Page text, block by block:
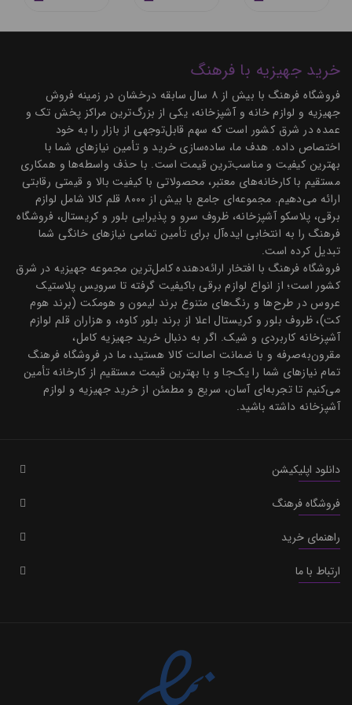
خرید جهیزیه با فرهنگ
فروشگاه فرهنگ با بیش از ۸ سال سابقه درخشان در زمینه فروش
جهیزیه و لوازم خانه و آشپزخانه، یکی از بزرگ‌ترین مراکز پخش تک و
عمده در شرق کشور است که سهم قابل‌توجهی از بازار را به خود
اختصاص داده. هدف ما، ساده‌سازی خرید و تأمین نیازهای شما با
بهترین کیفیت و مناسب‌ترین قیمت است. با حذف واسطه‌ها و همکاری
مستقیم با کارخانه‌های معتبر، محصولاتی با کیفیت بالا و قیمتی رقابتی
ارائه می‌دهیم. مجموعه‌ای جامع با بیش از ۸۰۰۰ قلم کالا شامل لوازم
برقی، پلاسکو آشپزخانه، ظروف سرو و پذیرایی بلور و کریستال، فروشگاه
فرهنگ را به انتخابی ایده‌آل برای تأمین تمامی نیازهای خانگی شما
تبدیل کرده است.
فروشگاه فرهنگ با افتخار ارائه‌دهنده کامل‌ترین مجموعه جهیزیه در شرق
کشور است؛ از انواع لوازم برقی باکیفیت گرفته تا سرویس پلاستیک
عروس در طرح‌ها و رنگ‌های متنوع برند لیمون و هومکت (برند هوم
کت)، ظروف بلور و کریستال اعلا از برند بلور کاوه، و هزاران قلم لوازم
آشپزخانه کاربردی و شیک. اگر به دنبال خرید جهیزیه کامل،
مقرون‌به‌صرفه و با ضمانت اصالت کالا هستید، ما در فروشگاه فرهنگ
تمام نیازهای شما را یک‌جا و با بهترین قیمت مستقیم از کارخانه تأمین
می‌کنیم تا تجربه‌ای آسان، سریع و مطمئن از خرید جهیزیه و لوازم
آشپزخانه داشته باشید.
دانلود اپلیکیشن
فروشگاه فرهنگ
راهنمای خرید
ارتباط با ما